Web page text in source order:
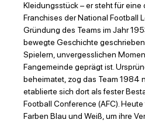
Kleidungsstück – er steht für
Franchises der National Football
Gründung des Teams im Jahr
bewegte Geschichte
Spielern, unvergesslichen
Fangemeinde geprägt ist.
beheimatet, zog das Team 1984
etablierte sich dort als fester
Football Conference (AFC).
Farben Blau und Weiß, um ihre